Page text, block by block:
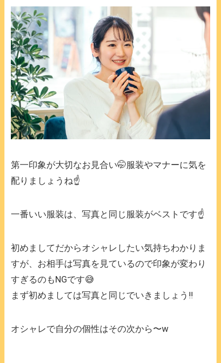
第一印象が大切なお見合い🤭服装やマナーに気を
配りましょうね☝️
一番いい服装は、写真と同じ服装がベストです☝️
初めましてだからオシャレしたい気持ちわかりま
すが、お相手は写真を見ているので印象が変わり
すぎるのもNGです😅
まず初めましては写真と同じでいきましょう‼️
オシャレで自分の個性はその次から〜w